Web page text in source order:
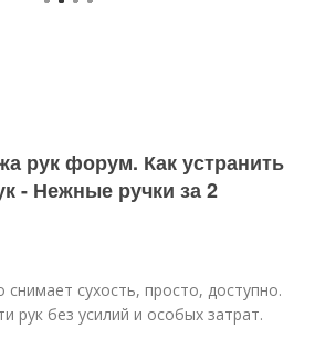
рук форум. Как устранить
- Нежные ручки за 2
сухость, просто, доступно.
рук без усилий и особых затрат.